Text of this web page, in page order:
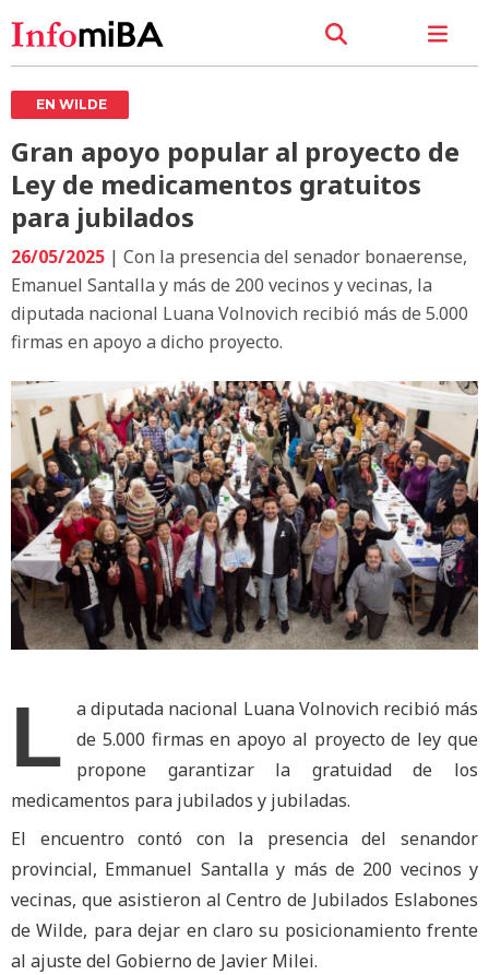
EN WILDE
Gran apoyo popular al proyecto de
Ley de medicamentos gratuitos
para jubilados
26/05/2025 | Con la presencia del senador bonaerense,
Emanuel Santalla y más de 200 vecinos y vecinas, la
diputada nacional Luana Volnovich recibió más de 5.000
firmas en apoyo a dicho proyecto.
L
a diputada nacional Luana Volnovich recibió más
de 5.000 firmas en apoyo al proyecto de ley que
propone garantizar la gratuidad de los
medicamentos para jubilados y jubiladas.
El encuentro contó con la presencia del senandor
provincial, Emmanuel Santalla y más de 200 vecinos y
vecinas, que asistieron al Centro de Jubilados Eslabones
de Wilde, para dejar en claro su posicionamiento frente
al ajuste del Gobierno de Javier Milei.